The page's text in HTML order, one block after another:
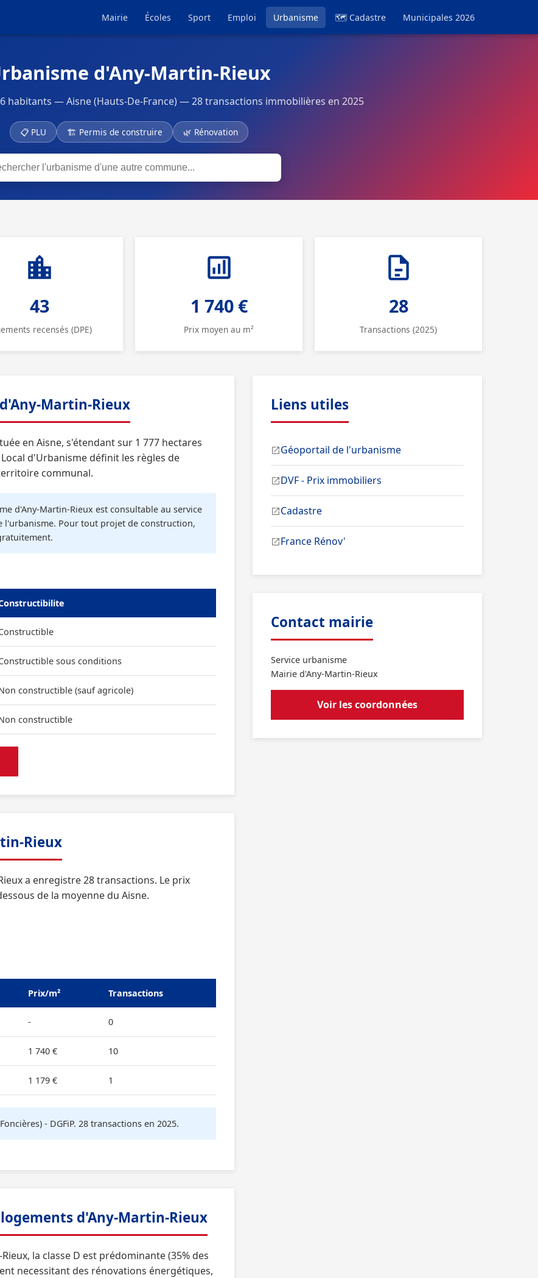
Mairie Écoles Sport Emploi Urbanisme 🗺 Cadastre Municipales 2026
d'Any-Martin-Rieux
habitants — Aisne (Hauts-De-France) — 28 transactions immobilières en 2025
📋 PLU 🏗 Permis de construire 🌿 Rénovation
43
recensés (DPE)
1 740 €
Prix moyen au m²
28
Transactions (2025)
Martin-Rieux
en Aisne, s'étendant sur 1 777 hectares
d'Urbanisme définit les règles de
communal.
d'Any-Martin-Rieux est consultable au service
l'urbanisme. Pour tout projet de construction,
sous conditions
constructible (sauf agricole)
constructible
Rieux
a enregistre 28 transactions. Le prix
de la moyenne du Aisne.
Prix/m² Transactions
- 0
1 740 € 10
1 179 € 1
- DGFiP. 28 transactions en 2025.
d'Any-Martin-Rieux
la classe D est prédominante (35% des
necessitant des rénovations énergétiques,
Liens utiles
Géoportail de l'urbanisme
DVF - Prix immobiliers
Cadastre
France Rénov'
Contact mairie
Service urbanisme
Mairie d'Any-Martin-Rieux
Voir les coordonnées